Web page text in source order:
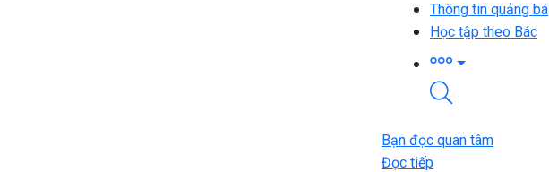
Thông tin quảng bá
Học tập theo Bác
Bạn đọc quan tâm
Đọc tiếp